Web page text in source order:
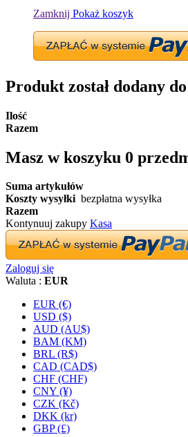
Zamknij Pokaż koszyk
Produkt został dodany
Ilość
Razem
Masz w koszyku 0
Suma artykułów
Koszty wysyłki bezpłatna wysyłka
Razem
Kontynuuj zakupy Kasa
Zaloguj się
Waluta : EUR
EUR (€)
USD ($)
AUD (AU$)
BAM (KM)
BRL (R$)
CAD (CAD$)
CHF (CHF)
CNY (¥)
CZK (Kč)
DKK (kr)
GBP (£)